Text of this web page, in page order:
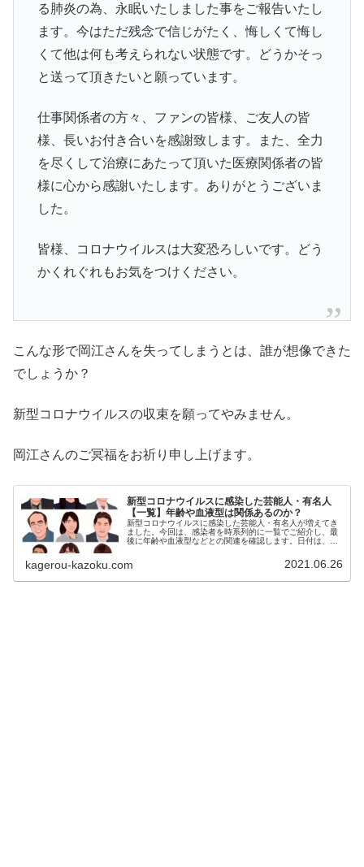
る肺炎の為、永眠いたしました事をご報告いたし
ます。今はただ残念で信じがたく、悔しくて悔し
くて他は何も考えられない状態です。どうかそっ
と送って頂きたいと願っています。
仕事関係者の方々、ファンの皆様、ご友人の皆
様、長いお付き合いを感謝致します。また、全力
を尽くして治療にあたって頂いた医療関係者の皆
様に心から感謝いたします。ありがとうございま
した。
皆様、コロナウイルスは大変恐ろしいです。どう
かくれぐれもお気をつけください。
こんな形で岡江さんを失ってしまうとは、誰が想像できた
でしょうか？
新型コロナウイルスの収束を願ってやみません。
岡江さんのご冥福をお祈り申し上げます。
新型コロナウイルスに感染した芸能人・有名人
【一覧】年齢や血液型は関係あるのか？
新型コロナウイルスに感染した芸能人・有名人が増えてき
ました。今回は、感染者を時系列的に一覧でご紹介し、最
後に年齢や血液型などとの関連を確認します。日付は、新
kagerou-kazoku.com 2021.06.26